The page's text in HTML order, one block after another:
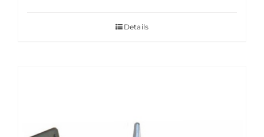
Details